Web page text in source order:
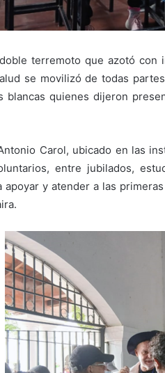
terremoto que azotó con
se movilizó de todas
blancas quienes dijeron
Carol, ubicado en las
entre jubilados,
apoyar y atender a las